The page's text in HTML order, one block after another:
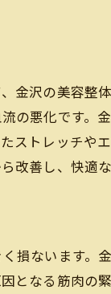
金沢の美容整
の悪化です。
ストレッチや
改善し、快適
損ないます。
となる筋肉の